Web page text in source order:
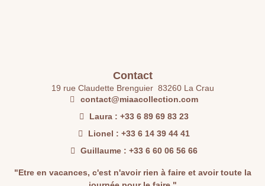
Contact
19 rue Claudette Brenguier 83260 La Crau
contact@miaacollection.com
Laura : +33 6 89 69 83 23
Lionel : +33 6 14 39 44 41​
Guillaume : +33 6 60 06 56 66​
"Etre en vacances, c'est n'avoir rien à faire et avoir toute la